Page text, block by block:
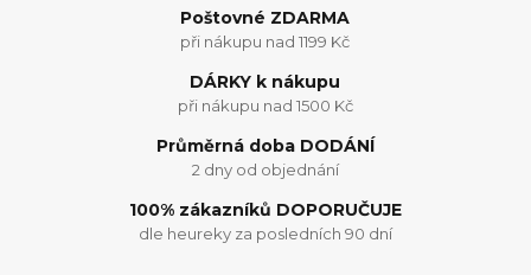
Poštovné ZDARMA
při nákupu nad 1199 Kč
DÁRKY k nákupu
při nákupu nad 1500 Kč
Průměrná doba DODÁNÍ
2 dny od objednání
100% zákazníků DOPORUČUJE
dle heureky za posledních 90 dní